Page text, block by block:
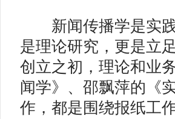
新闻传播学是实践
是理论研究，更是立
创立之初，理论和业
闻学》、邵飘萍的《
作，都是围绕报纸工